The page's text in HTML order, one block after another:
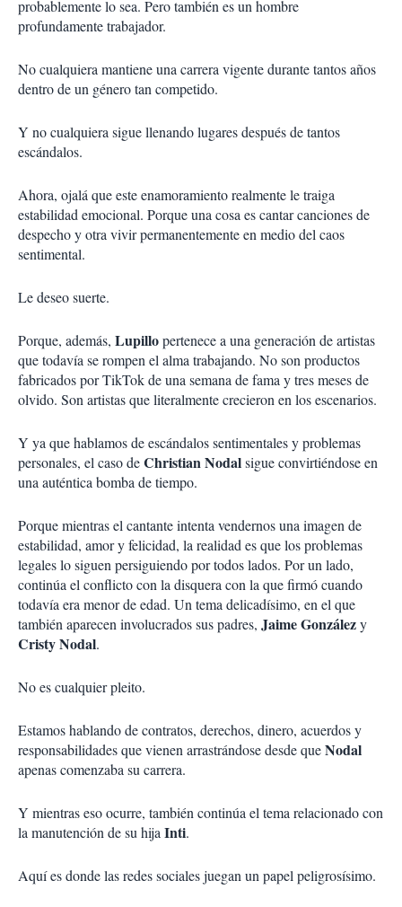
probablemente lo sea. Pero también es un hombre
profundamente trabajador.
No cualquiera mantiene una carrera vigente durante tantos años
dentro de un género tan competido.
Y no cualquiera sigue llenando lugares después de tantos
escándalos.
Ahora, ojalá que este enamoramiento realmente le traiga
estabilidad emocional. Porque una cosa es cantar canciones de
despecho y otra vivir permanentemente en medio del caos
sentimental.
Le deseo suerte.
Porque, además, Lupillopertenece a una generación de artistas
que todavía se rompen el alma trabajando. No son productos
fabricados por TikTok de una semana de fama y tres meses de
olvido. Son artistas que literalmente crecieron en los escenarios.
Y ya que hablamos de escándalos sentimentales y problemas
personales, el caso deChristian Nodalsigue convirtiéndose en
una auténtica bomba de tiempo.
Porque mientras el cantante intenta vendernos una imagen de
estabilidad, amor y felicidad, la realidad es que los problemas
legales lo siguen persiguiendo por todos lados. Por un lado,
continúa el conflicto con la disquera con la que firmó cuando
todavía era menor de edad. Un tema delicadísimo, en el que
también aparecen involucrados sus padres, Jaime Gonzálezy
Cristy Nodal.
No es cualquier pleito.
Estamos hablando de contratos, derechos, dinero, acuerdos y
responsabilidades que vienen arrastrándose desde queNodal
apenas comenzaba su carrera.
Y mientras eso ocurre, también continúa el tema relacionado con
la manutención de su hija Inti.
Aquí es donde las redes sociales juegan un papel peligrosísimo.